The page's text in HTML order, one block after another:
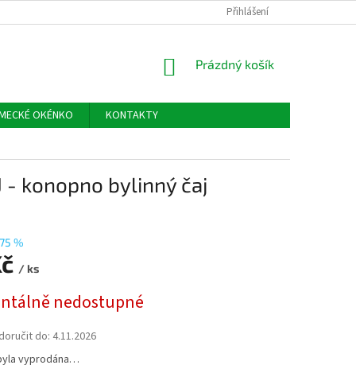
Přihlášení
NÁKUPNÍ
Prázdný košík
OKÉNKO
KONTAKTY
- konopno bylinný čaj
%
/ ks
nedostupné
do: 4.11.2026
vyprodána…